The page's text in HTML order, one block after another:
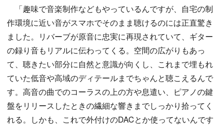
「趣味で音楽制作などもやっているんですが、自宅の制
作環境に近い音がスマホでそのまま聴けるのには正直驚き
ました。リバーブが原音に忠実に再現されていて、ギター
の録り音もリアルに伝わってくる。空間の広がりもあっ
て、聴きたい部分に自然と意識が向くし、これまで埋もれ
ていた低音や高域のディテールまでちゃんと聴こえるんで
す。高音の曲でのコーラスの上の方や息遣い、ピアノの鍵
盤をリリースしたときの繊細な響きまでしっかり拾ってく
れる。しかも、これで外付けのDACとか使ってないんです